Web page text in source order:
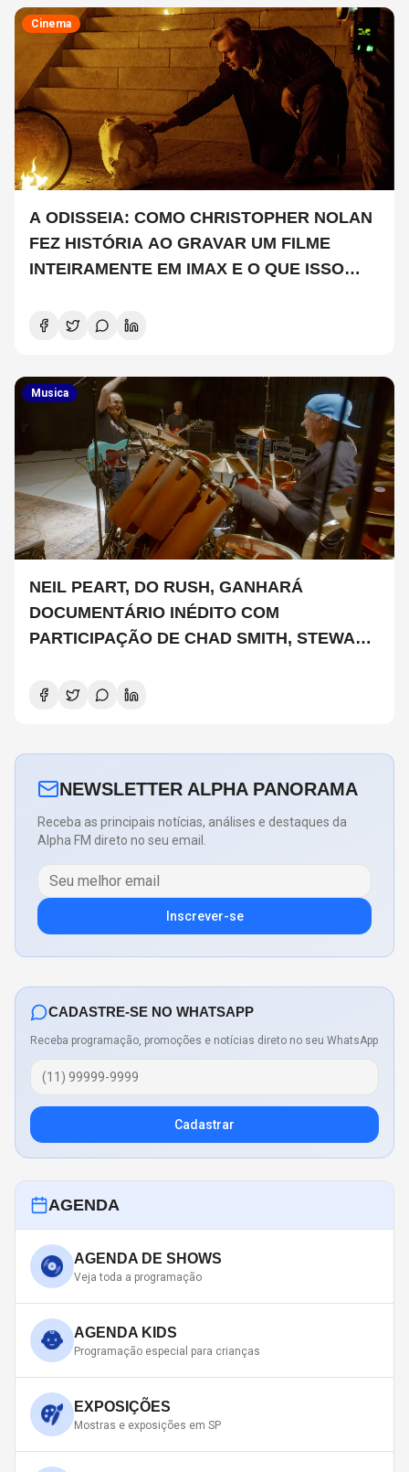
Cinema
A ODISSEIA: COMO CHRISTOPHER NOLAN
FEZ HISTÓRIA AO GRAVAR UM FILME
INTEIRAMENTE EM IMAX E O QUE ISSO
Musica
NEIL PEART, DO RUSH, GANHARÁ
DOCUMENTÁRIO INÉDITO COM
PARTICIPAÇÃO DE CHAD SMITH, STEWART
NEWSLETTER ALPHA PANORAMA
Receba as principais notícias, análises e destaques da
Alpha FM direto no seu email.
Inscrever-se
CADASTRE-SE NO WHATSAPP
Receba programação, promoções e notícias direto no seu WhatsApp
Cadastrar
AGENDA
AGENDA DE SHOWS
Veja toda a programação
AGENDA KIDS
Programação especial para crianças
EXPOSIÇÕES
Mostras e exposições em SP